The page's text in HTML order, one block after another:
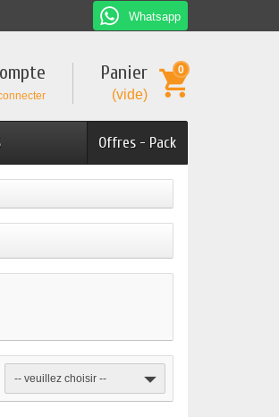
Whatsapp
Panier
(vide)
0
Offres - Pack
-- veuillez choisir --